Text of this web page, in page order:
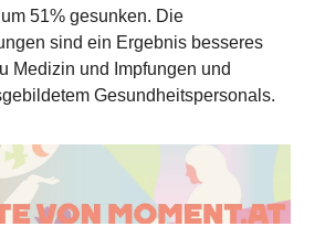
51% gesunken. Die
sind ein Ergebnis besseres
Medizin und Impfungen und
Gesundheitspersonals.